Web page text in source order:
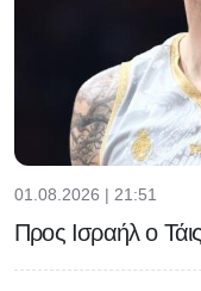
01.08.2026 | 21:51
Προς Ισραήλ ο Τάις